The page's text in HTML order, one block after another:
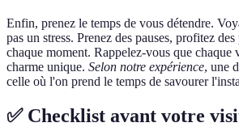
Enfin, prenez le temps de vous détendre.
pas un stress. Prenez des pauses, profitez
chaque moment. Rappelez-vous que chaque
charme unique. Selon notre expérience, une
celle où l'on prend le temps de savourer
✅ Checklist avant votre